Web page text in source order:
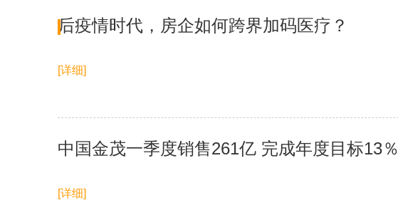
后疫情时代，房企如何跨界加码医疗？
[详细]
中国金茂一季度销售261亿 完成年度目标13％
[详细]